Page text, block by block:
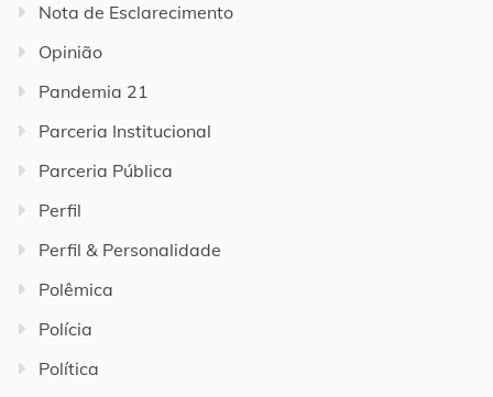
Nota de Esclarecimento
Opinião
Pandemia 21
Parceria Institucional
Parceria Pública
Perfil
Perfil & Personalidade
Polêmica
Polícia
Política